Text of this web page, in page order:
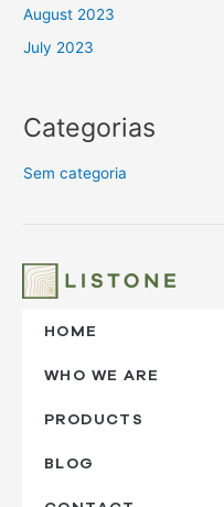
August 2023
July 2023
Categorias
Sem categoria
HOME
WHO WE ARE
PRODUCTS
BLOG